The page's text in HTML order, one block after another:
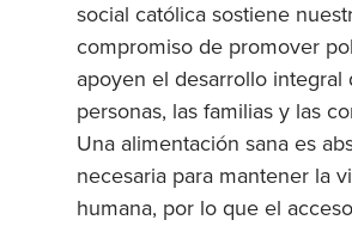
social católica sostiene
compromiso de promover
apoyen el desarrollo integral
personas, las familias y las
Una alimentación sana es
necesaria para mantener la
humana, por lo que el